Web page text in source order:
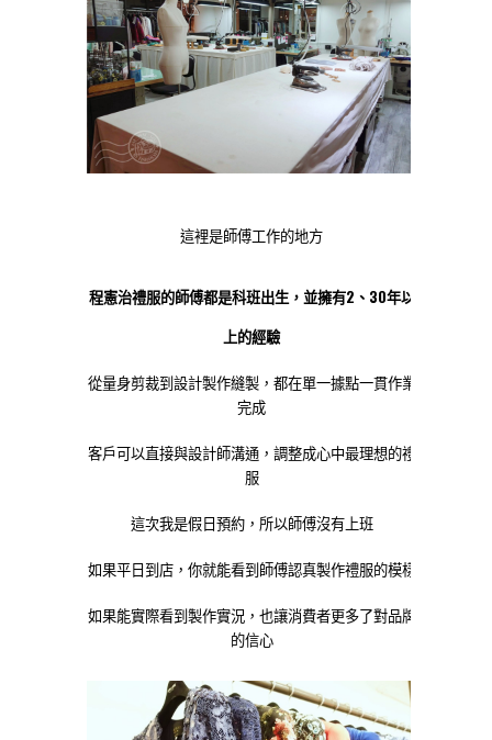
這裡是師傅工作的地方
程憲治禮服的師傅都是科班出生，並擁有2、30年以
上的經驗
從量身剪裁到設計製作縫製，都在單一據點一貫作業
完成
客戶可以直接與設計師溝通，調整成心中最理想的禮
服
這次我是假日預約，所以師傅沒有上班
如果平日到店，你就能看到師傅認真製作禮服的模樣
如果能實際看到製作實況，也讓消費者更多了對品牌
的信心